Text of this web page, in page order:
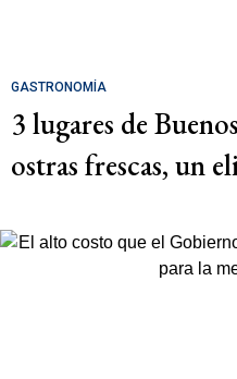
GASTRONOMÍA
3 lugares de
ostras frescas, un